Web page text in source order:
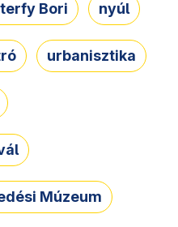
Bori nyúl
urbanisztika
Múzeum